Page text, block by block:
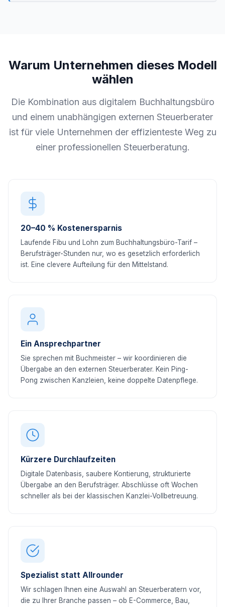
Warum Unternehmen dieses Modell
wählen
Die Kombination aus digitalem Buchhaltungsbüro
und einem unabhängigen externen Steuerberater
ist für viele Unternehmen der effizienteste Weg zu
einer professionellen Steuerberatung.
20–40 % Kostenersparnis
Laufende Fibu und Lohn zum Buchhaltungsbüro-Tarif –
Berufsträger-Stunden nur, wo es gesetzlich erforderlich
ist. Eine clevere Aufteilung für den Mittelstand.
Ein Ansprechpartner
Sie sprechen mit Buchmeister – wir koordinieren die
Übergabe an den externen Steuerberater. Kein Ping-
Pong zwischen Kanzleien, keine doppelte Datenpflege.
Kürzere Durchlaufzeiten
Digitale Datenbasis, saubere Kontierung, strukturierte
Übergabe an den Berufsträger. Abschlüsse oft Wochen
schneller als bei der klassischen Kanzlei-Vollbetreuung.
Spezialist statt Allrounder
Wir schlagen Ihnen eine Auswahl an Steuerberatern vor,
die zu Ihrer Branche passen – ob E-Commerce, Bau,